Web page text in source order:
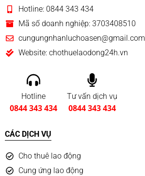
Hotline: 0844 343 434
Mã số doanh nghiệp: 3703408510
cungungnhanluchoasen@gmail.com
Website: chothuelaodong24h.vn
Hotline
0844 343 434
Tư vấn dịch vụ
0844 343 434
CÁC DỊCH VỤ
Cho thuê lao động
Cung ứng lao động